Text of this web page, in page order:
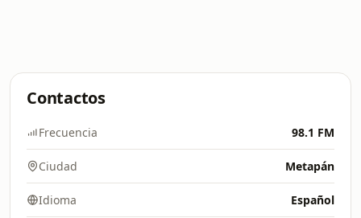
Contactos
Frecuencia 98.1 FM
Ciudad Metapán
Idioma Español